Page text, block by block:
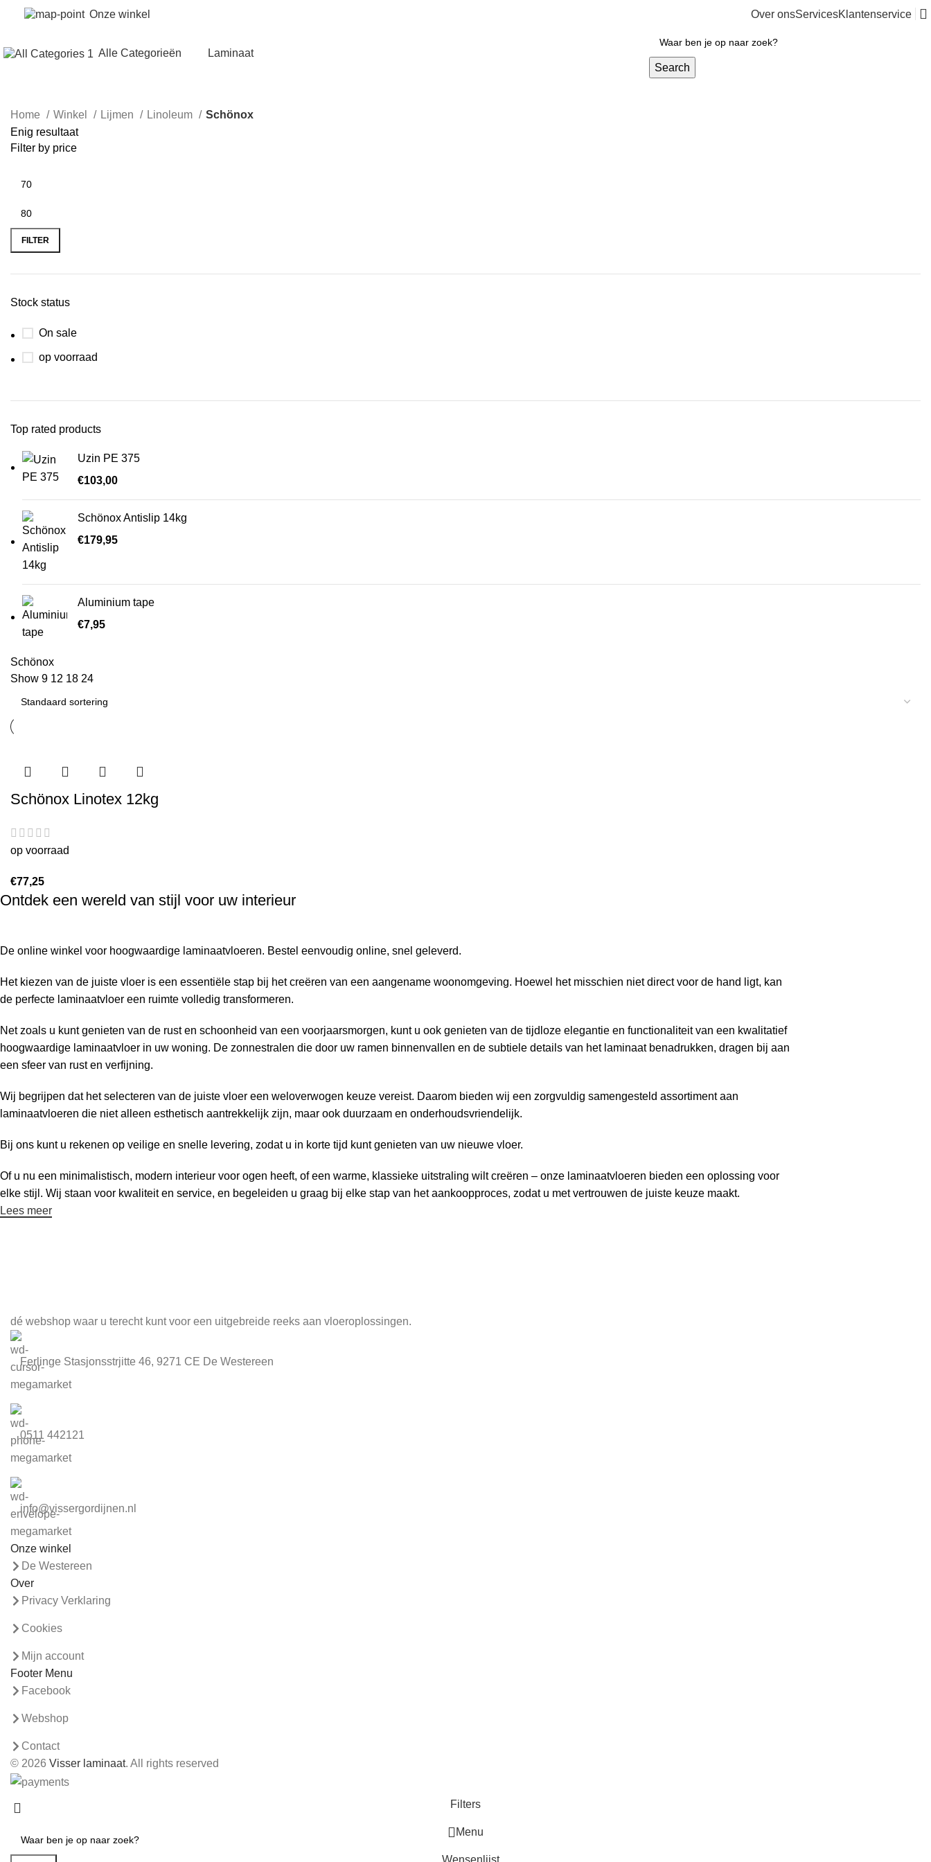
Onze winkel Over onsServicesKlantenservice
Alle Categorieën
Laminaat
Search
Home Winkel Lijmen Linoleum
Schönox
Enig resultaat
Filter by price
FILTER
Stock status
On sale
op voorraad
Top rated products
Uzin PE 375
€103,00
Schönox Antislip 14kg
€179,95
Aluminium tape
€7,95
Schönox
Show 9 12 18 24
Schönox Linotex 12kg
op voorraad
€77,25
Ontdek een wereld van stijl voor uw interieur
De online winkel voor hoogwaardige laminaatvloeren. Bestel eenvoudig online, snel geleverd.
Het kiezen van de juiste vloer is een essentiële stap bij het creëren van een aangename woonomgeving. Hoewel het misschien niet direct voor de hand ligt, kan
de perfecte laminaatvloer een ruimte volledig transformeren.
Net zoals u kunt genieten van de rust en schoonheid van een voorjaarsmorgen, kunt u ook genieten van de tijdloze elegantie en functionaliteit van een kwalitatief
hoogwaardige laminaatvloer in uw woning. De zonnestralen die door uw ramen binnenvallen en de subtiele details van het laminaat benadrukken, dragen bij aan
een sfeer van rust en verfijning.
Wij begrijpen dat het selecteren van de juiste vloer een weloverwogen keuze vereist. Daarom bieden wij een zorgvuldig samengesteld assortiment aan
laminaatvloeren die niet alleen esthetisch aantrekkelijk zijn, maar ook duurzaam en onderhoudsvriendelijk.
Bij ons kunt u rekenen op veilige en snelle levering, zodat u in korte tijd kunt genieten van uw nieuwe vloer.
Of u nu een minimalistisch, modern interieur voor ogen heeft, of een warme, klassieke uitstraling wilt creëren – onze laminaatvloeren bieden een oplossing voor
elke stijl. Wij staan voor kwaliteit en service, en begeleiden u graag bij elke stap van het aankoopproces, zodat u met vertrouwen de juiste keuze maakt.
Lees meer
dé webshop waar u terecht kunt voor een uitgebreide reeks aan vloeroplossingen.
Ferlinge Stasjonsstrjitte 46, 9271 CE De Westereen
0511 442121
info@vissergordijnen.nl
Onze winkel
De Westereen
Over
Privacy Verklaring
Cookies
Mijn account
Footer Menu
Facebook
Webshop
Contact
© 2026 Visser laminaat. All rights reserved
Filters
Menu
Wensenlijst